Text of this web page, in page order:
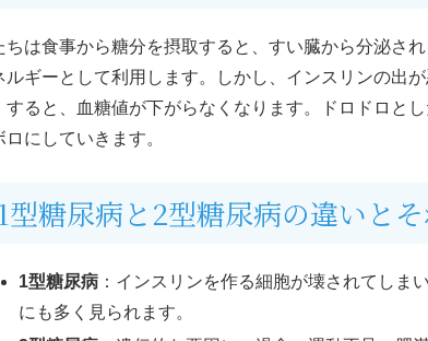
ちは食事から糖分を摂取すると、すい臓から分泌さ
ルギーとして利用します。しかし、インスリンの出
すると、血糖値が下がらなくなります。ドロドロと
ロにしていきます。
型糖尿病と2型糖尿病の違いと
1型糖尿病 ：インスリンを作る細胞が壊されてしま
にも多く見られます。